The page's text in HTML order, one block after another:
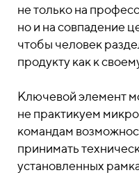
не только на
но и на совпадение
чтобы человек
продукту как к
Ключевой элемент
не практикуем
командам
принимать
установленных